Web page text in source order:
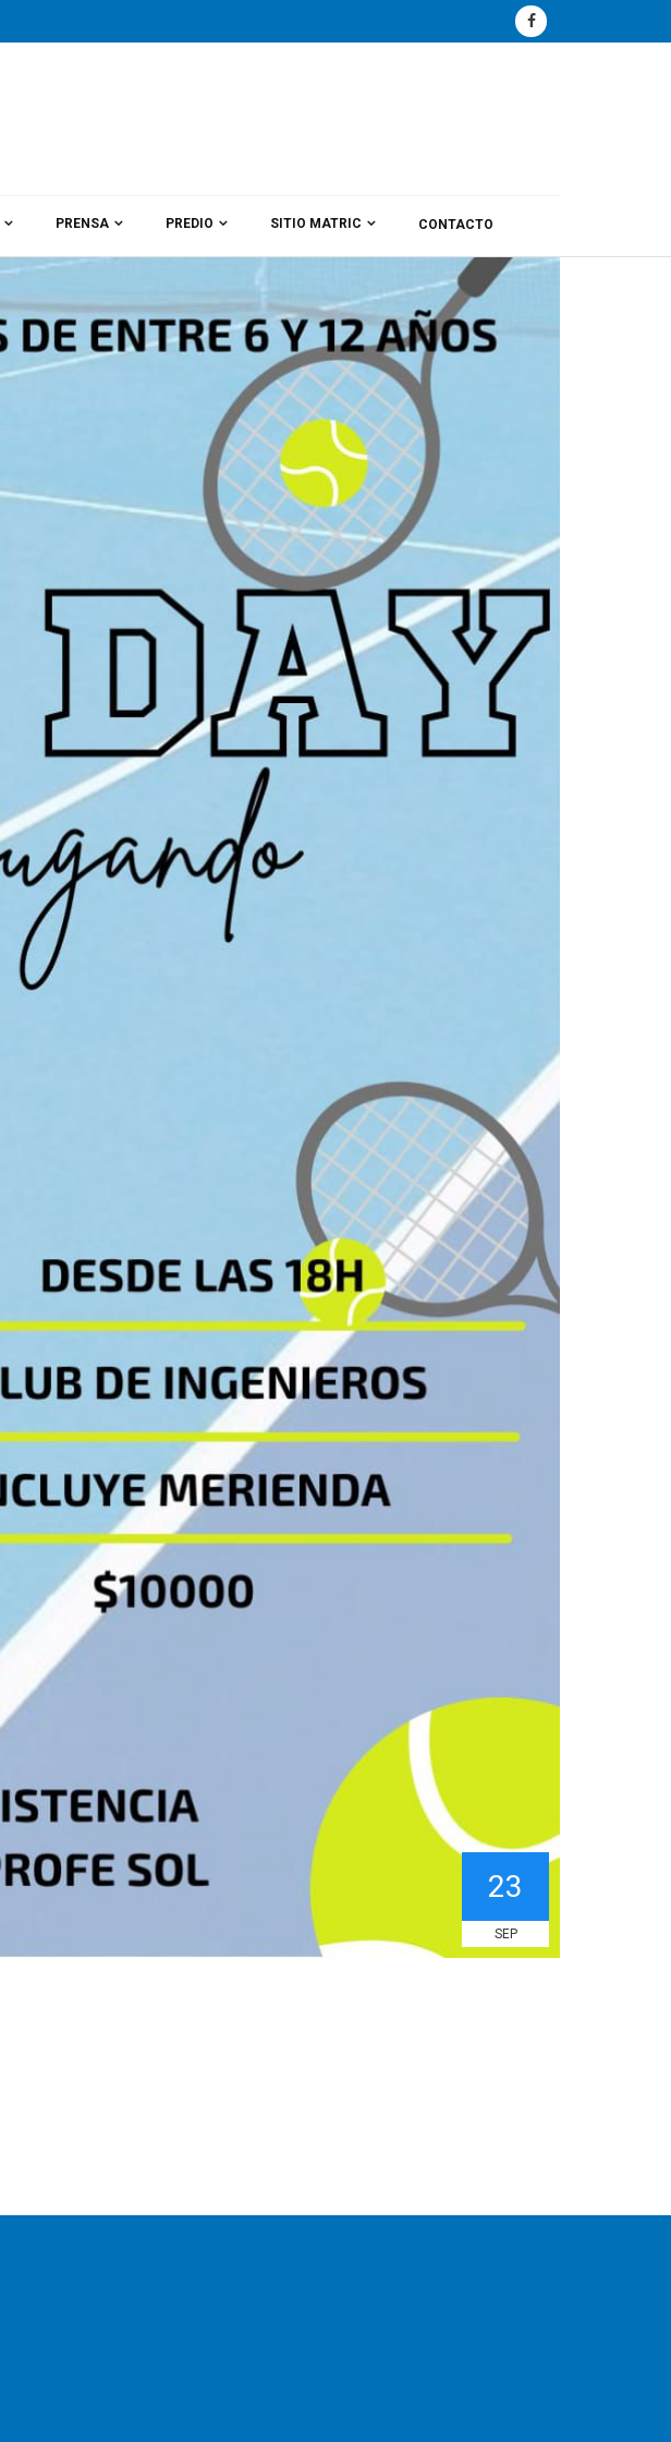
PRENSA PREDIO SITIO MATRIC CONTACTO
23
SEP